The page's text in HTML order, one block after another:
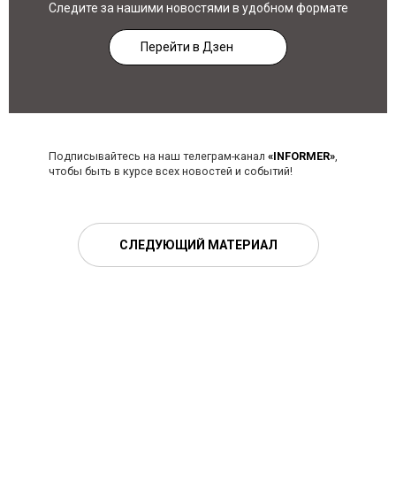
Следите за нашими новостями в удобном формате
Перейти в Дзен
Подписывайтесь на наш телеграм-канал «INFORMER»,
чтобы быть в курсе всех новостей и событий!
СЛЕДУЮЩИЙ МАТЕРИАЛ